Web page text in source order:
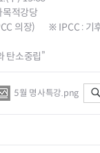
적강당
의장) ※ IPCC : 기
탄소중립”
5월 명사특강.png